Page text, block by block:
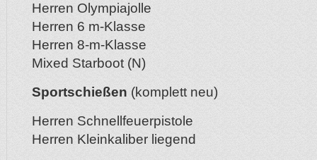
Herren Olympiajolle
Herren 6 m-Klasse
Herren 8-m-Klasse
Mixed Starboot (N)
Sportschießen (komplett neu)
Herren Schnellfeuerpistole
Herren Kleinkaliber liegend